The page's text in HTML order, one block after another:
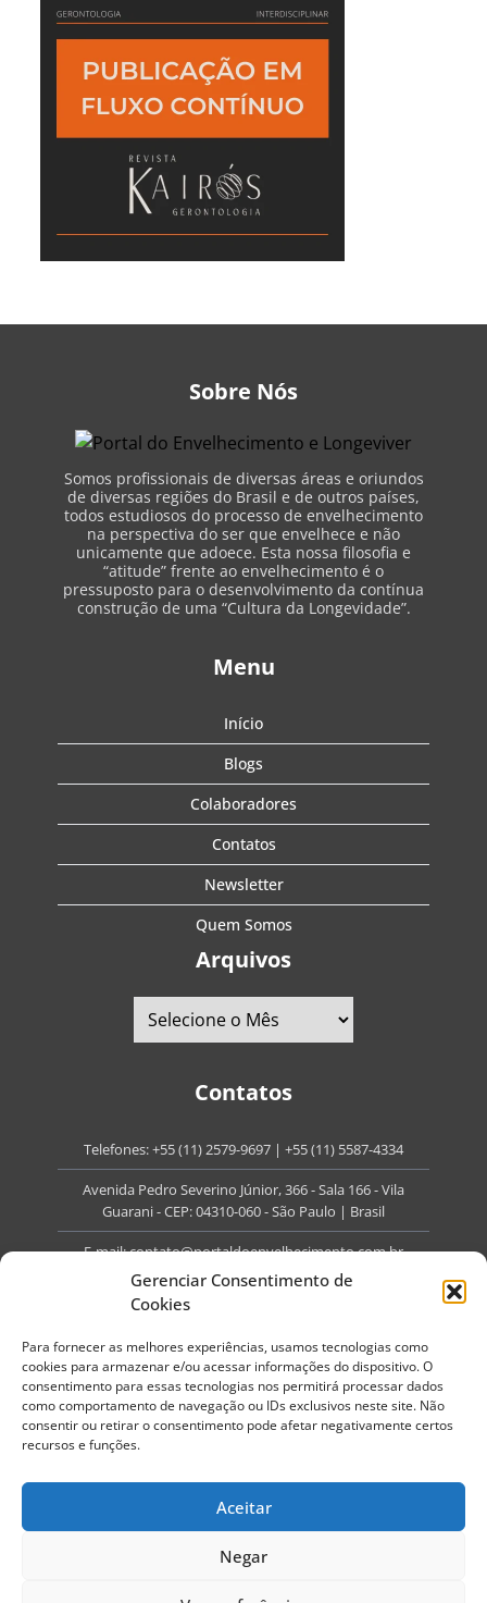
Gerenciar Consentimento de
Cookies
Para fornecer as melhores experiências, usamos tecnologias como
cookies para armazenar e/ou acessar informações do dispositivo. O
consentimento para essas tecnologias nos permitirá processar dados
como comportamento de navegação ou IDs exclusivos neste site. Não
consentir ou retirar o consentimento pode afetar negativamente certos
recursos e funções.
Aceitar
Negar
Sobre Nós
Somos profissionais de diversas áreas e oriundos
de diversas regiões do Brasil e de outros países,
todos estudiosos do processo de envelhecimento
na perspectiva do ser que envelhece e não
unicamente que adoece. Esta nossa filosofia e
“atitude” frente ao envelhecimento é o
pressuposto para o desenvolvimento da contínua
construção de uma “Cultura da Longevidade”.
Menu
Início
Blogs
Colaboradores
Contatos
Newsletter
Quem Somos
Arquivos
Contatos
Telefones:+55 (11) 2579-9697 | +55 (11) 5587-4334
Avenida Pedro Severino Júnior, 366 - Sala 166 - Vila
Guarani - CEP: 04310-060 - São Paulo | Brasil
E-mail:contato@portaldoenvelhecimento.com.br
Website:portaldoenvelhecimento.com.br
Todos os direitos reservados.